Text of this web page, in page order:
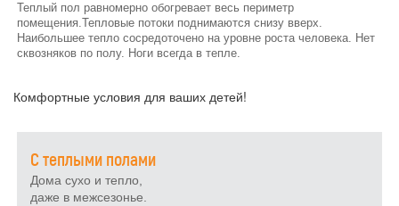
Теплый пол равномерно обогревает весь периметр
помещения.Тепловые потоки поднимаются снизу вверх.
Наибольшее тепло сосредоточено на уровне роста человека. Нет
сквозняков по полу. Ноги всегда в тепле.
Комфортные условия для ваших детей!
С теплыми полами
Дома сухо и тепло,
даже в межсезонье.